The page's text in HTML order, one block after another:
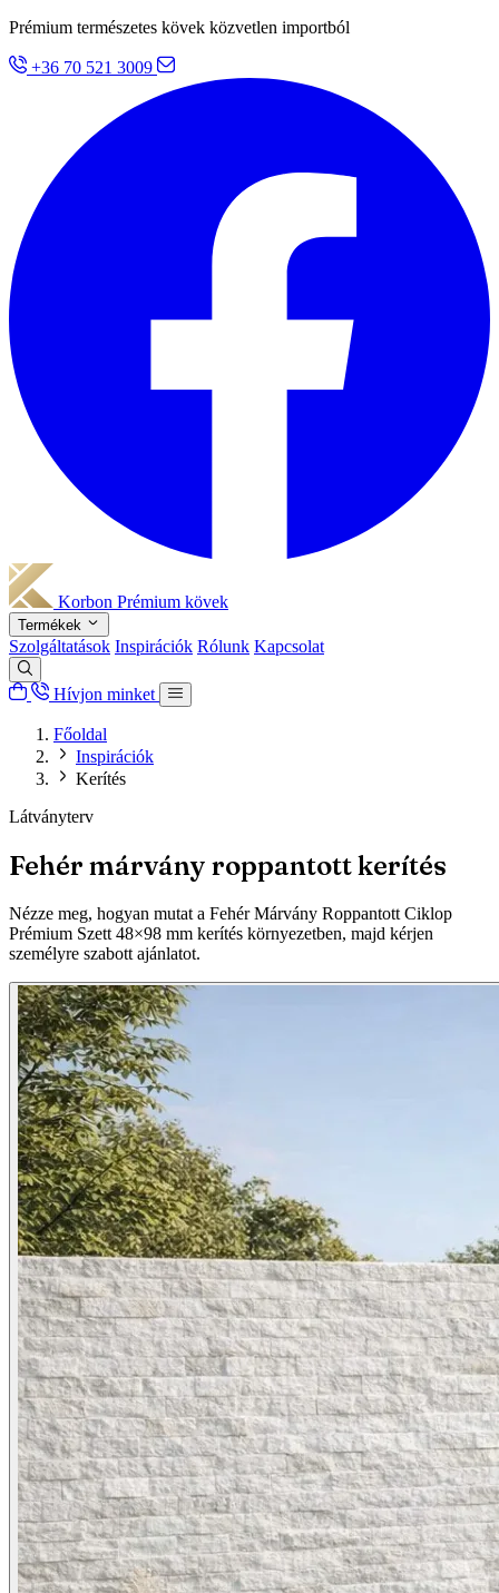
Prémium természetes kövek közvetlen importból
+36 70 521 3009
Korbon Prémium kövek
Termékek
Szolgáltatások Inspirációk Rólunk Kapcsolat
Hívjon minket
Főoldal
Inspirációk
Kerítés
Látványterv
Fehér márvány roppantott kerítés
Nézze meg, hogyan mutat a Fehér Márvány Roppantott Ciklop
Prémium Szett 48×98 mm kerítés környezetben, majd kérjen
személyre szabott ajánlatot.